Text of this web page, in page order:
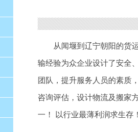
从闻堰到辽宁朝阳的货
输经验为众企业设计了安全
团队，提升服务人员的素质
咨询评估，设计物流及搬家
一！ 以行业最薄利润求生存